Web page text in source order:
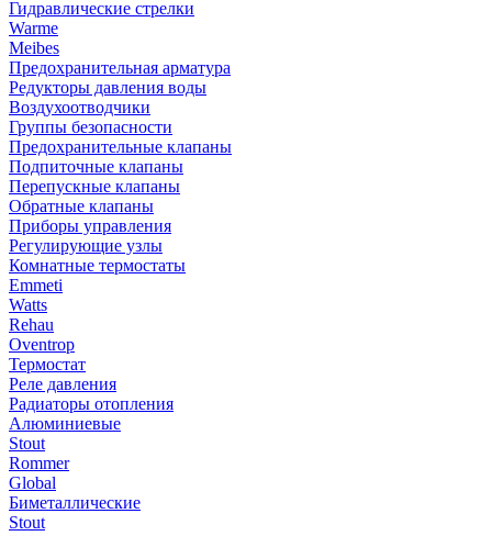
Гидравлические стрелки
Warme
Meibes
Предохранительная арматура
Редукторы давления воды
Воздухоотводчики
Группы безопасности
Предохранительные клапаны
Подпиточные клапаны
Перепускные клапаны
Обратные клапаны
Приборы управления
Регулирующие узлы
Комнатные термостаты
Emmeti
Watts
Rehau
Oventrop
Термостат
Реле давления
Радиаторы отопления
Алюминиевые
Stout
Rommer
Global
Биметаллические
Stout